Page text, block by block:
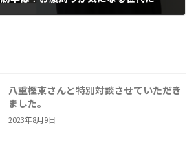
八重樫東さんと特別対談させていただき
ました。
2023年8月9日